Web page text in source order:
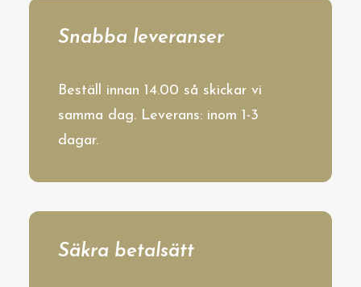
Snabba leveranser
Beställ innan 14.00 så skickar vi
samma dag. Leverans: inom 1-3
dagar.
Säkra betalsätt